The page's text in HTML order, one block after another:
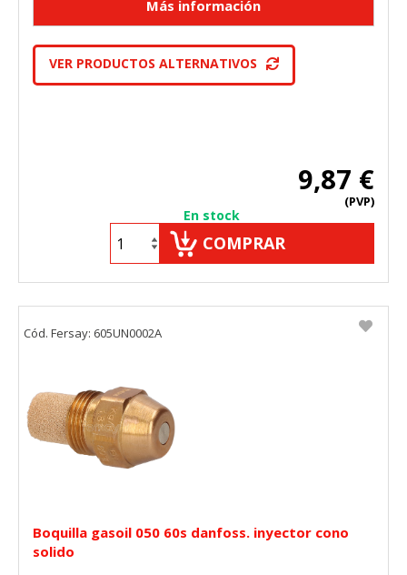
VER PRODUCTOS ALTERNATIVOS
9,87 €
(PVP)
En stock
COMPRAR
Boquilla gasoil 050 60s danfoss. inyector cono
solido
Cód. Fersay: 605UN0002A